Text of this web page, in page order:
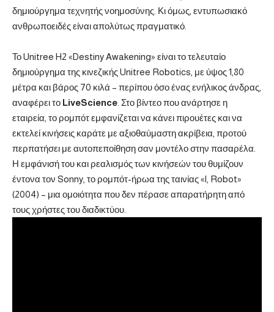
δημιούργημα τεχνητής νοημοσύνης. Κι όμως, εντυπωσιακό
ανθρωποειδές είναι απολύτως πραγματικό.
Το Unitree H2 «Destiny Awakening» είναι το τελευταίο
δημιούργημα της κινεζικής Unitree Robotics, με ύψος 1,80
μέτρα και βάρος 70 κιλά – περίπου όσο ένας ενήλικος άνδρας,
αναφέρει το LiveScience . Στο βίντεο που ανάρτησε η
εταιρεία, το ρομπότ εμφανίζεται να κάνει πιρουέτες και να
εκτελεί κινήσεις καράτε με αξιοθαύμαστη ακρίβεια, προτού
περπατήσει με αυτοπεποίθηση σαν μοντέλο στην πασαρέλα.
Η εμφάνισή του και ρεαλισμός των κινήσεών του θυμίζουν
έντονα τον Sonny, το ρομπότ-ήρωα της ταινίας «I, Robot»
(2004) – μια ομοιότητα που δεν πέρασε απαρατήρητη από
τους χρήστες του διαδικτύου.